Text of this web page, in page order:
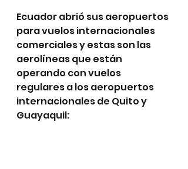
Ecuador abrió sus aeropuertos
para vuelos internacionales
comerciales y estas son las
aerolíneas que están
operando con vuelos
regulares a los aeropuertos
internacionales de Quito y
Guayaquil: